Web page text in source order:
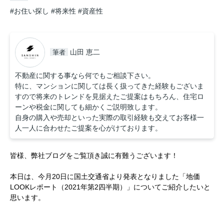
#お住い探し #将来性 #資産性
筆者 山田 恵二
不動産に関する事なら何でもご相談下さい。
特に、マンションに関しては長く扱ってきた経験もございま
すので将来のトレンドを見据えたご提案はもちろん、住宅ロ
ーンや税金に関しても細かくご説明致します。
自身の購入や売却といった実際の取引経験も交えてお客様一
人一人に合わせたご提案を心がけております。
皆様、弊社ブログをご覧頂き誠に有難うございます！
本日は、今月20日に国土交通省より発表となりました「地価
LOOKレポート（2021年第2四半期）」についてご紹介したいと
思います。